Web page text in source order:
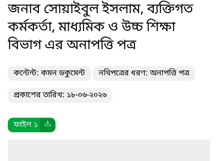
জনাব সোয়াইবুল ইসলাম, ব্যক্তিগত
কর্মকর্তা, মাধ্যমিক ও উচ্চ শিক্ষা
বিভাগ এর অনাপত্তি পত্র
কন্টেন্ট: কমন ডকুমেন্ট নথিপত্রের ধরণ: অনাপত্তি পত্র
প্রকাশের তারিখ: ১৮-০৬-২০২৬
ফাইল ১